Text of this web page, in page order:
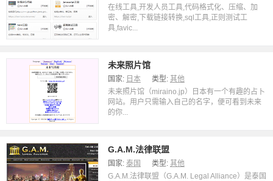
在线工具,开发人员工具,代码格式化、压缩、加
密、解密,下载链接转换,sql工具,正则测试工
具,favic...
未来照片馆
国家: 日本 类型: 其他
未来照片馆（miraino.jp）日本有一个有趣的占卜
网站。用户只需输入自己的名字，便可看到未来
的你...
G.A.M.法律联盟
国家: 泰国 类型: 其他
G.A.M.法律联盟（G.A.M. Legal Alliance）是泰国